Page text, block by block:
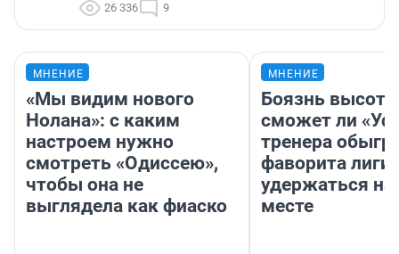
26 336 9
МНЕНИЕ
«Мы видим нового
Нолана»: с каким
настроем нужно
смотреть «Одиссею»,
чтобы она не
выглядела как фиаско
МНЕНИЕ
Боязнь
сможет ли
тренера
фаворита лиги
удержаться
месте